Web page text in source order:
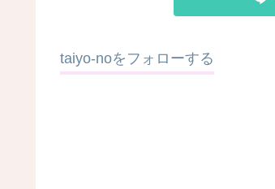
taiyo-noをフォローする